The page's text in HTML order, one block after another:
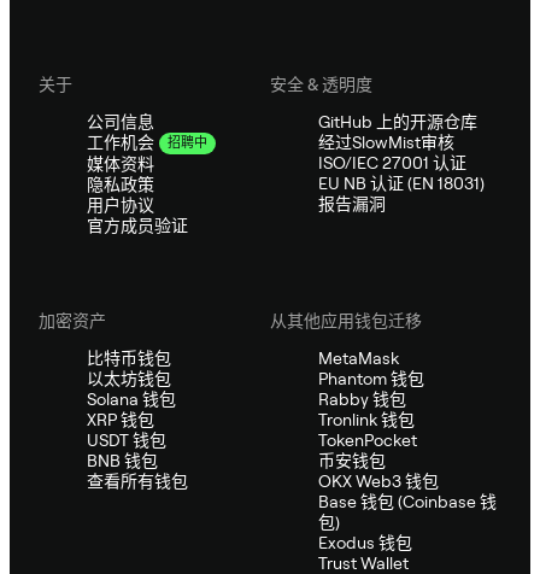
关于
公司信息
工作机会
招聘中
媒体资料
隐私政策
用户协议
官方成员验证
安全 & 透明度
GitHub 上的开源仓库
经过SlowMist审核
ISO/IEC 27001 认证
EU NB 认证 (EN 18031)
报告漏洞
加密资产
比特币钱包
以太坊钱包
Solana 钱包
XRP 钱包
USDT 钱包
BNB 钱包
查看所有钱包
从其他应用钱包迁移
MetaMask
Phantom 钱包
Rabby 钱包
Tronlink 钱包
TokenPocket
币安钱包
OKX Web3 钱包
Base 钱包 (Coinbase 钱
包)
Exodus 钱包
Trust Wallet